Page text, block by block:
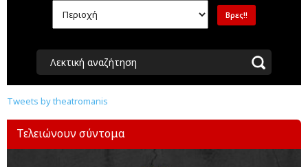
Λεκτική αναζήτηση
Tweets by theatromanis
Τελειώνουν σύντομα